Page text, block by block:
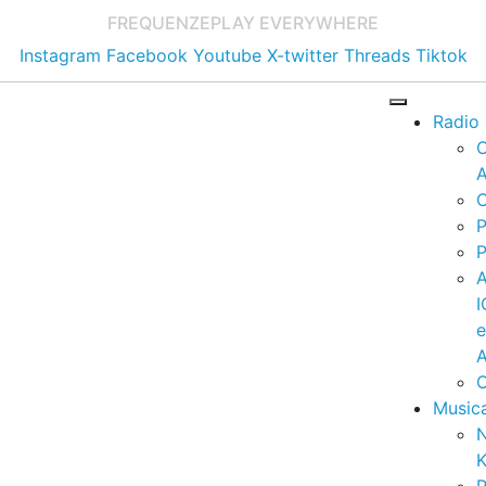
FREQUENZEPLAY EVERYWHERE
Instagram Facebook Youtube X-twitter Threads Tiktok
Radio
e